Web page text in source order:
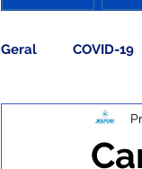
Geral COVID-19
Assistência